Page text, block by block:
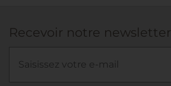
Recevoir notre newsletter